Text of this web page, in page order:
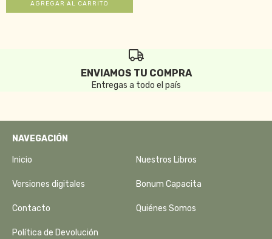
ENVIAMOS TU COMPRA
Entregas a todo el país
NAVEGACIÓN
Inicio Nuestros Libros
Versiones digitales Bonum Capacita
Contacto Quiénes Somos
Política de Devolución